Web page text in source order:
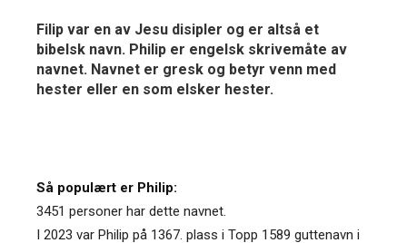
Filip var en av Jesu disipler og er altså et
bibelsk navn. Philip er engelsk skrivemåte av
navnet. Navnet er gresk og betyr venn med
hester eller en som elsker hester.
Så populært er Philip:
3451 personer har dette navnet.
I 2023 var Philip på 1367. plass i Topp 1589 guttenavn i